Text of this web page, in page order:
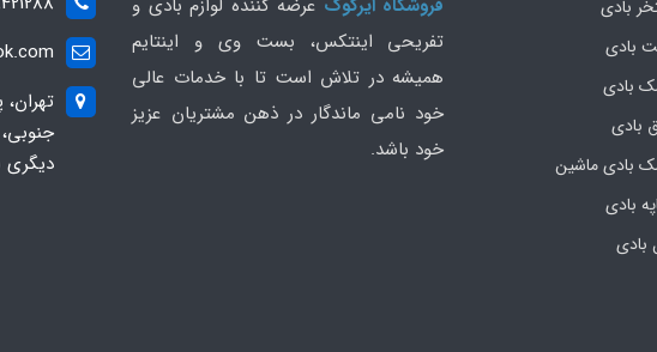
بادی
بادی
بادی
بادی
بادی ماشین
بادی
بادی
فروشگاه ایرکوک عرضه کننده لوازم بادی و
تفریحی اینتکس، بست وی و اینتایم
همیشه در تلاش است تا با خدمات عالی
خود نامی ماندگار در ذهن مشتریان عزیز
خود باشد.
دیگری